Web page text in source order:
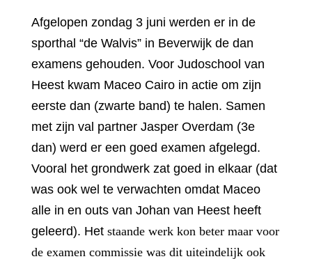
Afgelopen zondag 3 juni werden er in de
sporthal “de Walvis” in Beverwijk de dan
examens gehouden. Voor Judoschool van
Heest kwam Maceo Cairo in actie om zijn
eerste dan (zwarte band) te halen. Samen
met zijn val partner Jasper Overdam (3e
dan) werd er een goed examen afgelegd.
Vooral het grondwerk zat goed in elkaar (dat
was ook wel te verwachten omdat Maceo
alle in en outs van Johan van Heest heeft
geleerd). Het staande werk kon beter maar voor
de examen commissie was dit uiteindelijk ook